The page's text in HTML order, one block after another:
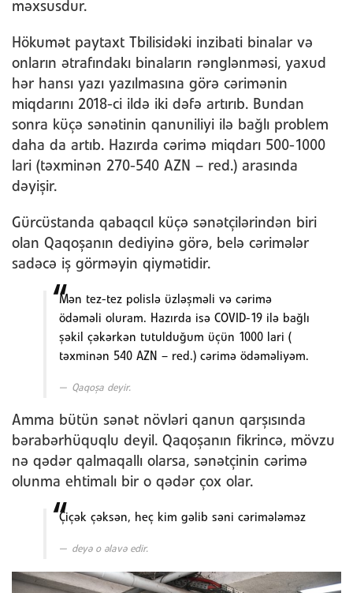
məxsusdur.
Hökumət paytaxt Tbilisidəki inzibati binalar və
onların ətrafındakı binaların rənglənməsi, yaxud
hər hansı yazı yazılmasına görə cərimənin
miqdarını 2018-ci ildə iki dəfə artırıb. Bundan
sonra küçə sənətinin qanuniliyi ilə bağlı problem
daha da artıb. Hazırda cərimə miqdarı 500-1000
lari (təxminən 270-540 AZN – red.) arasında
dəyişir.
Gürcüstanda qabaqcıl küçə sənətçilərindən biri
olan Qaqoşanın dediyinə görə, belə cərimələr
sadəcə iş görməyin qiymətidir.
Mən tez-tez polislə üzləşməli və cərimə
ödəməli oluram. Hazırda isə COVID-19 ilə bağlı
şəkil çəkərkən tutulduğum üçün 1000 lari (
təxminən 540 AZN – red.) cərimə ödəməliyəm.
Qaqoşa deyir.
Amma bütün sənət növləri qanun qarşısında
bərabərhüquqlu deyil. Qaqoşanın fikrincə, mövzu
nə qədər qalmaqallı olarsa, sənətçinin cərimə
olunma ehtimalı bir o qədər çox olar.
Çiçək çəksən, heç kim gəlib səni cərimələməz
deyə o əlavə edir.